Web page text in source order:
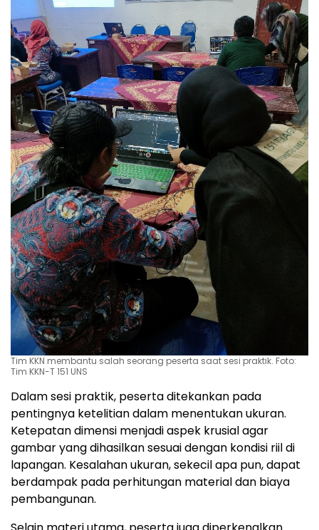
Tim KKN membantu salah seorang peserta saat sesi praktik. Foto:
Tim KKN-T 151 UNS
Dalam sesi praktik, peserta ditekankan pada
pentingnya ketelitian dalam menentukan ukuran.
Ketepatan dimensi menjadi aspek krusial agar
gambar yang dihasilkan sesuai dengan kondisi riil di
lapangan. Kesalahan ukuran, sekecil apa pun, dapat
berdampak pada perhitungan material dan biaya
pembangunan.